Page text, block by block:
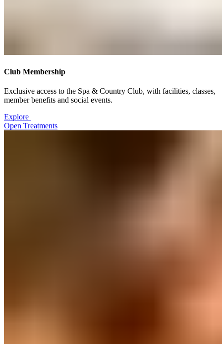
Club Membership​​​​‌ ‍ ​‍​‍‌‍ ‌ ​‍‌‍‍‌‌‍‌ ‌‍‍‌‌‍ ‍​‍​‍​ ‍‍​‍​‍‌ ​ ‌‍​‌‌‍ ‍‌‍‍‌‌ ‌​‌ ‍‌​‍ ‍‌‍‍‌‌‍ ​‍​‍​‍ ​​‍​‍‌‍‍​‌ ​‍‌‍‌‌‌‍‌‍​‍​‍​ ‍‍​‍​‍‌‍‍​‌ ‌​‌ ‌​‌ ​​‌ ​ ​ ‍‍​‍ ​‍ ‌‍ ​​‍ ‌‌‍​‌‌‍ ‍‌‍‌​​‍ ‌‌ ​‍​‍ ‌‌‍‍​‌‍ ‌ ‌​‌‍‌‌‌‍ ​‌ ​ ​‍ ‌‌ ​ ‌ ‌​‌ ‌‌‌‍‌​‌‍‍‌‌‍ ​‍ ‍‌ ‌‍‌‍‌‌‌ ​‍‌‍​ ‌‍‌‌‌‍ ​​‍ ‍‌‍​‌‌ ​​‌ ​​​‍ ‌‍‍‌‌‍ ‍‌ ‌​‌‍‌‌‌‍ ‍‌ ‌​​‍ ‌‍‌‌‌‍‌​‌‍‍‌‌ ‌​​‍ ‌‍ ‌‌‍ ‌‍‌​‌‍‌‌​ ‌‌ ​​‌ ​‍‌‍‌‌‌ ​ ‌‍‌‌‌‍ ‍‌ ‌​‌‍​‌‌ ‌​‌‍‍‌‌‍ ‌‍ ‍​ ‍ ‌‍‍‌‌‍‌​​ ‌​ ​‌‌‍‌‍​ ‌‌‌‍​ ​ ​ ​ ‍​‌‍​‌‌‍​‌​‍ ‌​ ‍​​ ‍​​ ‌​​ ‍​​‍ ‌​ ‌​​ ​‍‌‍‌‌‌‍‌‍​‍ ‌​ ‍‌​ ‍​​ ​​‌‍‌‌​‍ ‌​ ‌ ‌‍‌​​ ‌​‌‍‌‌‌‍​ ‌‍‌​​ ‍‌​ ‍​​ ​ ‌‍​ ‌‍​‌‌‍‌‌​ ‍ ‌ ‌​‌ ‍‌‌ ​​‌‍‌‌​ ‌‌‍‍​‌‍ ‌ ‌​‌‍‌‌‌‍ ​‌‌​ ‌‍‍‌‌ ‌​‌‍‌‌‌‌​​‌‍​‌‌‍‌ ‌‍‌‌​ ‍ ‌ ​​‌‍​‌‌ ‌​‌‍‍​​ ‌‌ ​​‌‍​‌‌‍‌ ‌‍‌‌‌​​‍‌ ‌‌‌‍‍‌‌‍ ​‌‍‌​‌‍‌‌‌ ​‍​‍‌‌​ ‌‌‌​​‍‌‌ ‌‍‍ ‌‍‌‌‌ ‍‌​‍‌‌​ ​ ‌​‌​​‍‌‌​ ​ ‌​‌​​‍‌‌​ ​‍​ ​‍​ ‌ ​ ‌‌​ ‍​​ ‌ ​ ‍‌‌‍‌​‌‍​‍‌‍​ ‌‍‌‌‌‍​‍‌‍​ ‌‍‌‍​‍‌‌​ ​‍​ ​‍​‍‌‌​ ‌‌‌​‌​​‍ ‍‌‍​ ‌‍ ‌‍ ‍‌ ‌​‌‍‌‌‌‍ ‍‌ ‌​​‍‌‌​ ‌‌‌​​‍‌‌ ‌‍‍ ‌‍‌‌‌ ‍‌​‍‌‌​ ​ ‌​‌​​‍‌‌​ ​ ‌​‌​​‍‌‌​ ​‍​ ​‍‌‍​‌​ ‌‌​ ‌ ​ ‌ ‌‍​‌​ ‌​​ ‌‍‌‍​ ‌‍​ ​ ​‌‌‍​‌​ ​ ​‍‌‌​ ​‍​ ​‍​‍‌‌​ ‌‌‌​‌​​‍ ‍‌ ‌​‌‍‍‌‌ ‌​‌‍ ​‌‍‌‌​ ‌‍​‍‌‍​‌‌ ​ ‌‍‌‌‌‌‌‌‌ ​‍‌‍ ​​ ‌‌‍‍​‌ ‌​‌ ‌​‌ ​​‌ ​ ​‍‌‌​ ​ ‌​​‌​‍‌‌​ ​‍‌​‌‍​‍‌‌​ ​‍‌​‌‍‌‍ ​​‍ ‌‌‍​‌‌‍ ‍‌‍‌​​‍ ‌‌ ​‍​‍ ‌‌‍‍​‌‍ ‌ ‌​‌‍‌‌‌‍ ​‌ ​ ​‍ ‌‌ ​ ‌ ‌​‌ ‌‌‌‍‌​‌‍‍‌‌‍ ​‍ ‍‌ ‌‍‌‍‌‌‌ ​‍‌‍​ ‌‍‌‌‌‍ ​​‍ ‍‌‍​‌‌ ​​‌ ​​​‍‌‍‌‍‍‌‌‍‌​​ ‌​ ​‌‌‍‌‍​ ‌‌‌‍​ ​ ​ ​ ‍​‌‍​‌‌‍​‌​‍ ‌​ ‍​​ ‍​​ ‌​​ ‍​​‍ ‌​ ‌​​ ​‍‌‍‌‌‌‍‌‍​‍ ‌​ ‍‌​ ‍​​ ​​‌‍‌‌​‍ ‌​ ‌ ‌‍‌​​ ‌​‌‍‌‌‌‍​ ‌‍‌​​ ‍‌​ ‍​​ ​ ‌‍​ ‌‍​‌‌‍‌‌​‍‌‍‌ ‌​‌ ‍‌‌ ​​‌‍‌‌​ ‌‌‍‍​‌‍ ‌ ‌​‌‍‌‌‌‍ ​‌‌​ ‌‍‍‌‌ ‌​‌‍‌‌‌‌​​‌‍​‌‌‍‌ ‌‍‌‌​‍‌‍‌ ​​‌‍​‌‌ ‌​‌‍‍​​ ‌‌ ​​‌‍​‌‌‍‌ ‌‍‌‌‌​​‍‌ ‌‌‌‍‍‌‌‍ ​‌‍‌​‌‍‌‌‌ ​‍​‍‌‌​ ‌‌‌​​‍‌‌ ‌‍‍ ‌‍‌‌‌ ‍‌​‍‌‌​ ​ ‌​‌​​‍‌‌​ ​ ‌​‌​​‍‌‌​ ​‍​ ​‍​ ‌ ​ ‌‌​ ‍​​ ‌ ​ ‍‌‌‍‌​‌‍​‍‌‍​ ‌‍‌‌‌‍​‍‌‍​ ‌‍‌‍​‍‌‌​ ​‍​ ​‍​‍‌‌​ ‌‌‌​‌​​‍ ‍‌‍​ ‌‍ ‌‍ ‍‌ ‌​‌‍‌‌‌‍ ‍‌ ‌​​‍‌‌​ ‌‌‌​​‍‌‌ ‌‍‍ ‌‍‌‌‌ ‍‌​‍‌‌​ ​ ‌​‌​​‍‌‌​ ​ ‌​‌​​‍‌‌​ ​‍​ ​‍‌‍​‌​ ‌‌​ ‌ ​ ‌ ‌‍​‌​ ‌​​ ‌‍‌‍​ ‌‍​ ​ ​‌‌‍​‌​ ​ ​‍‌‌​ ​‍​ ​‍​‍‌‌​ ‌‌‌​‌​​‍ ‍‌ ‌​‌‍‍‌‌ ‌​‌‍ ​‌‍‌‌​‍‌‍‌ ​​‌‍‌‌‌ ​‍‌ ​ ‌ ​​‌‍‌‌‌‍​ ‌ ‌​‌‍‍‌‌ ‌‍‌‍‌‌​ ‌‌ ​​‌ ‌‌‌‍​‍‌‍ ​‌‍‍‌‌ ​ ‌‍‍​‌‍‌‌‌‍‌​​‍​‍‌ ‌
Exclusive access to the Spa & Country Club, with facilities, classes,
member benefits and social events. ​​​​‌ ‍ ​‍​‍‌‍ ‌ ​‍‌‍‍‌‌‍‌ ‌‍‍‌‌‍ ‍​‍​‍​ ‍‍​‍​‍‌ ​ ‌‍​‌‌‍ ‍‌‍‍‌‌ ‌​‌ ‍‌​‍ ‍‌‍‍‌‌‍ ​‍​‍​‍ ​​‍​‍‌‍‍​‌ ​‍‌‍‌‌‌‍‌‍​‍​‍​ ‍‍​‍​‍‌‍‍​‌ ‌​‌ ‌​‌ ​​‌ ​ ​ ‍‍​‍ ​‍ ‌‍ ​​‍ ‌‌‍​‌‌‍ ‍‌‍‌​​‍ ‌‌ ​‍​‍ ‌‌‍‍​‌‍ ‌ ‌​‌‍‌‌‌‍ ​‌ ​ ​‍ ‌‌ ​ ‌ ‌​‌ ‌‌‌‍‌​‌‍‍‌‌‍ ​‍ ‍‌ ‌‍‌‍‌‌‌ ​‍‌‍​ ‌‍‌‌‌‍ ​​‍ ‍‌‍​‌‌ ​​‌ ​​​‍ ‌‍‍‌‌‍ ‍‌ ‌​‌‍‌‌‌‍ ‍‌ ‌​​‍ ‌‍‌‌‌‍‌​‌‍‍‌‌ ‌​​‍ ‌‍ ‌‌‍ ‌‍‌​‌‍‌‌​ ‌‌ ​​‌ ​‍‌‍‌‌‌ ​ ‌‍‌‌‌‍ ‍‌ ‌​‌‍​‌‌ ‌​‌‍‍‌‌‍ ‌‍ ‍​ ‍ ‌‍‍‌‌‍‌​​ ‌​ ​‌‌‍‌‍​ ‌‌‌‍​ ​ ​ ​ ‍​‌‍​‌‌‍​‌​‍ ‌​ ‍​​ ‍​​ ‌​​ ‍​​‍ ‌​ ‌​​ ​‍‌‍‌‌‌‍‌‍​‍ ‌​ ‍‌​ ‍​​ ​​‌‍‌‌​‍ ‌​ ‌ ‌‍‌​​ ‌​‌‍‌‌‌‍​ ‌‍‌​​ ‍‌​ ‍​​ ​ ‌‍​ ‌‍​‌‌‍‌‌​ ‍ ‌ ‌​‌ ‍‌‌ ​​‌‍‌‌​ ‌‌‍‍​‌‍ ‌ ‌​‌‍‌‌‌‍ ​‌‌​ ‌‍‍‌‌ ‌​‌‍‌‌‌‌​​‌‍​‌‌‍‌ ‌‍‌‌​ ‍ ‌ ​​‌‍​‌‌ ‌​‌‍‍​​ ‌‌ ​​‌‍​‌‌‍‌ ‌‍‌‌‌​​‍‌ ‌‌‌‍‍‌‌‍ ​‌‍‌​‌‍‌‌‌ ​‍​‍‌‌​ ‌‌‌​​‍‌‌ ‌‍‍ ‌‍‌‌‌ ‍‌​‍‌‌​ ​ ‌​‌​​‍‌‌​ ​ ‌​‌​​‍‌‌​ ​‍​ ​‍​ ‌ ​ ‌‌​ ‍​​ ‌ ​ ‍‌‌‍‌​‌‍​‍‌‍​ ‌‍‌‌‌‍​‍‌‍​ ‌‍‌‍​‍‌‌​ ​‍​ ​‍​‍‌‌​ ‌‌‌​‌​​‍ ‍‌‍​ ‌‍ ‌‍ ‍‌ ‌​‌‍‌‌‌‍ ‍‌ ‌​​‍‌‌​ ‌‌‌​​‍‌‌ ‌‍‍ ‌‍‌‌‌ ‍‌​‍‌‌​ ​ ‌​‌​​‍‌‌​ ​ ‌​‌​​‍‌‌​ ​‍​ ​‍‌‍​‌​ ‌‌​ ‌ ​ ‌ ‌‍​‌​ ‌​​ ‌‍‌‍​ ‌‍​ ​ ​‌‌‍​‌​ ​ ​‍‌‌​ ​‍​ ​‍​‍‌‌​ ‌‌‌​‌​​‍ ‍‌‍‌‌‌ ‍​‌‍​ ‌‍‌‌‌ ​‍‌ ​​‌ ‌​​ ‌‍​‍‌‍​‌‌ ​ ‌‍‌‌‌‌‌‌‌ ​‍‌‍ ​​ ‌‌‍‍​‌ ‌​‌ ‌​‌ ​​‌ ​ ​‍‌‌​ ​ ‌​​‌​‍‌‌​ ​‍‌​‌‍​‍‌‌​ ​‍‌​‌‍‌‍ ​​‍ ‌‌‍​‌‌‍ ‍‌‍‌​​‍ ‌‌ ​‍​‍ ‌‌‍‍​‌‍ ‌ ‌​‌‍‌‌‌‍ ​‌ ​ ​‍ ‌‌ ​ ‌ ‌​‌ ‌‌‌‍‌​‌‍‍‌‌‍ ​‍ ‍‌ ‌‍‌‍‌‌‌ ​‍‌‍​ ‌‍‌‌‌‍ ​​‍ ‍‌‍​‌‌ ​​‌ ​​​‍‌‍‌‍‍‌‌‍‌​​ ‌​ ​‌‌‍‌‍​ ‌‌‌‍​ ​ ​ ​ ‍​‌‍​‌‌‍​‌​‍ ‌​ ‍​​ ‍​​ ‌​​ ‍​​‍ ‌​ ‌​​ ​‍‌‍‌‌‌‍‌‍​‍ ‌​ ‍‌​ ‍​​ ​​‌‍‌‌​‍ ‌​ ‌ ‌‍‌​​ ‌​‌‍‌‌‌‍​ ‌‍‌​​ ‍‌​ ‍​​ ​ ‌‍​ ‌‍​‌‌‍‌‌​‍‌‍‌ ‌​‌ ‍‌‌ ​​‌‍‌‌​ ‌‌‍‍​‌‍ ‌ ‌​‌‍‌‌‌‍ ​‌‌​ ‌‍‍‌‌ ‌​‌‍‌‌‌‌​​‌‍​‌‌‍‌ ‌‍‌‌​‍‌‍‌ ​​‌‍​‌‌ ‌​‌‍‍​​ ‌‌ ​​‌‍​‌‌‍‌ ‌‍‌‌‌​​‍‌ ‌‌‌‍‍‌‌‍ ​‌‍‌​‌‍‌‌‌ ​‍​‍‌‌​ ‌‌‌​​‍‌‌ ‌‍‍ ‌‍‌‌‌ ‍‌​‍‌‌​ ​ ‌​‌​​‍‌‌​ ​ ‌​‌​​‍‌‌​ ​‍​ ​‍​ ‌ ​ ‌‌​ ‍​​ ‌ ​ ‍‌‌‍‌​‌‍​‍‌‍​ ‌‍‌‌‌‍​‍‌‍​ ‌‍‌‍​‍‌‌​ ​‍​ ​‍​‍‌‌​ ‌‌‌​‌​​‍ ‍‌‍​ ‌‍ ‌‍ ‍‌ ‌​‌‍‌‌‌‍ ‍‌ ‌​​‍‌‌​ ‌‌‌​​‍‌‌ ‌‍‍ ‌‍‌‌‌ ‍‌​‍‌‌​ ​ ‌​‌​​‍‌‌​ ​ ‌​‌​​‍‌‌​ ​‍​ ​‍‌‍​‌​ ‌‌​ ‌ ​ ‌ ‌‍​‌​ ‌​​ ‌‍‌‍​ ‌‍​ ​ ​‌‌‍​‌​ ​ ​‍‌‌​ ​‍​ ​‍​‍‌‌​ ‌‌‌​‌​​‍ ‍‌‍‌‌‌ ‍​‌‍​ ‌‍‌‌‌ ​‍‌ ​​‌ ‌​​‍‌‍‌ ​​‌‍‌‌‌ ​‍‌ ​ ‌ ​​‌‍‌‌‌‍​ ‌ ‌​‌‍‍‌‌ ‌‍‌‍‌‌​ ‌‌ ​​‌ ‌‌‌‍​‍‌‍ ​‌‍‍‌‌ ​ ‌‍‍​‌‍‌‌‌‍‌​​‍​‍‌ ‌
Explore ​​​​‌ ‍ ​‍​‍‌‍ ‌ ​‍‌‍‍‌‌‍‌ ‌‍‍‌‌‍ ‍​‍​‍​ ‍‍​‍​‍‌ ​ ‌‍​‌‌‍ ‍‌‍‍‌‌ ‌​‌ ‍‌​‍ ‍‌‍‍‌‌‍ ​‍​‍​‍ ​​‍​‍‌‍‍​‌ ​‍‌‍‌‌‌‍‌‍​‍​‍​ ‍‍​‍​‍‌‍‍​‌ ‌​‌ ‌​‌ ​​‌ ​ ​ ‍‍​‍ ​‍ ‌‍ ​​‍ ‌‌‍​‌‌‍ ‍‌‍‌​​‍ ‌‌ ​‍​‍ ‌‌‍‍​‌‍ ‌ ‌​‌‍‌‌‌‍ ​‌ ​ ​‍ ‌‌ ​ ‌ ‌​‌ ‌‌‌‍‌​‌‍‍‌‌‍ ​‍ ‍‌ ‌‍‌‍‌‌‌ ​‍‌‍​ ‌‍‌‌‌‍ ​​‍ ‍‌‍​‌‌ ​​‌ ​​​‍ ‌‍‍‌‌‍ ‍‌ ‌​‌‍‌‌‌‍ ‍‌ ‌​​‍ ‌‍‌‌‌‍‌​‌‍‍‌‌ ‌​​‍ ‌‍ ‌‌‍ ‌‍‌​‌‍‌‌​ ‌‌ ​​‌ ​‍‌‍‌‌‌ ​ ‌‍‌‌‌‍ ‍‌ ‌​‌‍​‌‌ ‌​‌‍‍‌‌‍ ‌‍ ‍​ ‍ ‌‍‍‌‌‍‌​​ ‌​ ​‌‌‍‌‍​ ‌‌‌‍​ ​ ​ ​ ‍​‌‍​‌‌‍​‌​‍ ‌​ ‍​​ ‍​​ ‌​​ ‍​​‍ ‌​ ‌​​ ​‍‌‍‌‌‌‍‌‍​‍ ‌​ ‍‌​ ‍​​ ​​‌‍‌‌​‍ ‌​ ‌ ‌‍‌​​ ‌​‌‍‌‌‌‍​ ‌‍‌​​ ‍‌​ ‍​​ ​ ‌‍​ ‌‍​‌‌‍‌‌​ ‍ ‌ ‌​‌ ‍‌‌ ​​‌‍‌‌​ ‌‌‍‍​‌‍ ‌ ‌​‌‍‌‌‌‍ ​‌‌​ ‌‍‍‌‌ ‌​‌‍‌‌‌‌​​‌‍​‌‌‍‌ ‌‍‌‌​ ‍ ‌ ​​‌‍​‌‌ ‌​‌‍‍​​ ‌‌ ​​‌‍​‌‌‍‌ ‌‍‌‌‌​​‍‌ ‌‌‌‍‍‌‌‍ ​‌‍‌​‌‍‌‌‌ ​‍​‍‌‌​ ‌‌‌​​‍‌‌ ‌‍‍ ‌‍‌‌‌ ‍‌​‍‌‌​ ​ ‌​‌​​‍‌‌​ ​ ‌​‌​​‍‌‌​ ​‍​ ​‍​ ‌ ​ ‌‌​ ‍​​ ‌ ​ ‍‌‌‍‌​‌‍​‍‌‍​ ‌‍‌‌‌‍​‍‌‍​ ‌‍‌‍​‍‌‌​ ​‍​ ​‍​‍‌‌​ ‌‌‌​‌​​‍ ‍‌‍​ ‌‍ ‌‍ ‍‌ ‌​‌‍‌‌‌‍ ‍‌ ‌​​‍‌‌​ ‌‌‌​​‍‌‌ ‌‍‍ ‌‍‌‌‌ ‍‌​‍‌‌​ ​ ‌​‌​​‍‌‌​ ​ ‌​‌​​‍‌‌​ ​‍​ ​‍‌‍​‌​ ‌‌​ ‌ ​ ‌ ‌‍​‌​ ‌​​ ‌‍‌‍​ ‌‍​ ​ ​‌‌‍​‌​ ​ ​‍‌‌​ ​‍​ ​‍​‍‌‌​ ‌‌‌​‌​​‍ ‍‌ ​ ‌‍‌‌‌‍​ ‌‍ ‌‍ ‍‌‍‌​‌‍​‌‌ ​‍‌ ‍‌‌​​ ‌ ‌​‌‍​‌​‍ ‍‌‍ ​‌‍​‌‌‍​‍‌‍‌‌‌‍ ​​ ‌‍​‍‌‍​‌‌ ​ ‌‍‌‌‌‌‌‌‌ ​‍‌‍ ​​ ‌‌‍‍​‌ ‌​‌ ‌​‌ ​​‌ ​ ​‍‌‌​ ​ ‌​​‌​‍‌‌​ ​‍‌​‌‍​‍‌‌​ ​‍‌​‌‍‌‍ ​​‍ ‌‌‍​‌‌‍ ‍‌‍‌​​‍ ‌‌ ​‍​‍ ‌‌‍‍​‌‍ ‌ ‌​‌‍‌‌‌‍ ​‌ ​ ​‍ ‌‌ ​ ‌ ‌​‌ ‌‌‌‍‌​‌‍‍‌‌‍ ​‍ ‍‌ ‌‍‌‍‌‌‌ ​‍‌‍​ ‌‍‌‌‌‍ ​​‍ ‍‌‍​‌‌ ​​‌ ​​​‍‌‍‌‍‍‌‌‍‌​​ ‌​ ​‌‌‍‌‍​ ‌‌‌‍​ ​ ​ ​ ‍​‌‍​‌‌‍​‌​‍ ‌​ ‍​​ ‍​​ ‌​​ ‍​​‍ ‌​ ‌​​ ​‍‌‍‌‌‌‍‌‍​‍ ‌​ ‍‌​ ‍​​ ​​‌‍‌‌​‍ ‌​ ‌ ‌‍‌​​ ‌​‌‍‌‌‌‍​ ‌‍‌​​ ‍‌​ ‍​​ ​ ‌‍​ ‌‍​‌‌‍‌‌​‍‌‍‌ ‌​‌ ‍‌‌ ​​‌‍‌‌​ ‌‌‍‍​‌‍ ‌ ‌​‌‍‌‌‌‍ ​‌‌​ ‌‍‍‌‌ ‌​‌‍‌‌‌‌​​‌‍​‌‌‍‌ ‌‍‌‌​‍‌‍‌ ​​‌‍​‌‌ ‌​‌‍‍​​ ‌‌ ​​‌‍​‌‌‍‌ ‌‍‌‌‌​​‍‌ ‌‌‌‍‍‌‌‍ ​‌‍‌​‌‍‌‌‌ ​‍​‍‌‌​ ‌‌‌​​‍‌‌ ‌‍‍ ‌‍‌‌‌ ‍‌​‍‌‌​ ​ ‌​‌​​‍‌‌​ ​ ‌​‌​​‍‌‌​ ​‍​ ​‍​ ‌ ​ ‌‌​ ‍​​ ‌ ​ ‍‌‌‍‌​‌‍​‍‌‍​ ‌‍‌‌‌‍​‍‌‍​ ‌‍‌‍​‍‌‌​ ​‍​ ​‍​‍‌‌​ ‌‌‌​‌​​‍ ‍‌‍​ ‌‍ ‌‍ ‍‌ ‌​‌‍‌‌‌‍ ‍‌ ‌​​‍‌‌​ ‌‌‌​​‍‌‌ ‌‍‍ ‌‍‌‌‌ ‍‌​‍‌‌​ ​ ‌​‌​​‍‌‌​ ​ ‌​‌​​‍‌‌​ ​‍​ ​‍‌‍​‌​ ‌‌​ ‌ ​ ‌ ‌‍​‌​ ‌​​ ‌‍‌‍​ ‌‍​ ​ ​‌‌‍​‌​ ​ ​‍‌‌​ ​‍​ ​‍​‍‌‌​ ‌‌‌​‌​​‍ ‍‌ ​ ‌‍‌‌‌‍​ ‌‍ ‌‍ ‍‌‍‌​‌‍​‌‌ ​‍‌ ‍‌‌​​ ‌ ‌​‌‍​‌​‍ ‍‌‍ ​‌‍​‌‌‍​‍‌‍‌‌‌‍ ​​‍‌‍‌ ​​‌‍‌‌‌ ​‍‌ ​ ‌ ​​‌‍‌‌‌‍​ ‌ ‌​‌‍‍‌‌ ‌‍‌‍‌‌​ ‌‌ ​​‌ ‌‌‌‍​‍‌‍ ​‌‍‍‌‌ ​ ‌‍‍​‌‍‌‌‌‍‌​​‍​‍‌ ‌
Open Treatments​​​​‌ ‍ ​‍​‍‌‍ ‌ ​‍‌‍‍‌‌‍‌ ‌‍‍‌‌‍ ‍​‍​‍​ ‍‍​‍​‍‌ ​ ‌‍​‌‌‍ ‍‌‍‍‌‌ ‌​‌ ‍‌​‍ ‍‌‍‍‌‌‍ ​‍​‍​‍ ​​‍​‍‌‍‍​‌ ​‍‌‍‌‌‌‍‌‍​‍​‍​ ‍‍​‍​‍‌‍‍​‌ ‌​‌ ‌​‌ ​​‌ ​ ​ ‍‍​‍ ​‍ ‌‍ ​​‍ ‌‌‍​‌‌‍ ‍‌‍‌​​‍ ‌‌ ​‍​‍ ‌‌‍‍​‌‍ ‌ ‌​‌‍‌‌‌‍ ​‌ ​ ​‍ ‌‌ ​ ‌ ‌​‌ ‌‌‌‍‌​‌‍‍‌‌‍ ​‍ ‍‌ ‌‍‌‍‌‌‌ ​‍‌‍​ ‌‍‌‌‌‍ ​​‍ ‍‌‍​‌‌ ​​‌ ​​​‍ ‌‍‍‌‌‍ ‍‌ ‌​‌‍‌‌‌‍ ‍‌ ‌​​‍ ‌‍‌‌‌‍‌​‌‍‍‌‌ ‌​​‍ ‌‍ ‌‌‍ ‌‍‌​‌‍‌‌​ ‌‌ ​​‌ ​‍‌‍‌‌‌ ​ ‌‍‌‌‌‍ ‍‌ ‌​‌‍​‌‌ ‌​‌‍‍‌‌‍ ‌‍ ‍​ ‍ ‌‍‍‌‌‍‌​​ ‌​ ​‌‌‍‌‍​ ‌‌‌‍​ ​ ​ ​ ‍​‌‍​‌‌‍​‌​‍ ‌​ ‍​​ ‍​​ ‌​​ ‍​​‍ ‌​ ‌​​ ​‍‌‍‌‌‌‍‌‍​‍ ‌​ ‍‌​ ‍​​ ​​‌‍‌‌​‍ ‌​ ‌ ‌‍‌​​ ‌​‌‍‌‌‌‍​ ‌‍‌​​ ‍‌​ ‍​​ ​ ‌‍​ ‌‍​‌‌‍‌‌​ ‍ ‌ ‌​‌ ‍‌‌ ​​‌‍‌‌​ ‌‌‍‍​‌‍ ‌ ‌​‌‍‌‌‌‍ ​‌‌​ ‌‍‍‌‌ ‌​‌‍‌‌‌‌​​‌‍​‌‌‍‌ ‌‍‌‌​ ‍ ‌ ​​‌‍​‌‌ ‌​‌‍‍​​ ‌‌ ​​‌‍​‌‌‍‌ ‌‍‌‌‌​​‍‌ ‌‌‌‍‍‌‌‍ ​‌‍‌​‌‍‌‌‌ ​‍​‍‌‌​ ‌‌‌​​‍‌‌ ‌‍‍ ‌‍‌‌‌ ‍‌​‍‌‌​ ​ ‌​‌​​‍‌‌​ ​ ‌​‌​​‍‌‌​ ​‍​ ​‍​ ‌ ​ ‌‌​ ‍​​ ‌ ​ ‍‌‌‍‌​‌‍​‍‌‍​ ‌‍‌‌‌‍​‍‌‍​ ‌‍‌‍​‍‌‌​ ​‍​ ​‍​‍‌‌​ ‌‌‌​‌​​‍ ‍‌‍​ ‌‍ ‌‍ ‍‌ ‌​‌‍‌‌‌‍ ‍‌ ‌​​‍‌‌​ ‌‌‌​​‍‌‌ ‌‍‍ ‌‍‌‌‌ ‍‌​‍‌‌​ ​ ‌​‌​​‍‌‌​ ​ ‌​‌​​‍‌‌​ ​‍​ ​‍​ ​ ​ ​ ‌‍‌​​ ‍‌​ ‍​​ ​‍​ ​​‌‍​‍‌‍​‍​ ‌​​ ​​‌‍‌​​‍‌‌​ ​‍​ ​‍​‍‌‌​ ‌‌‌​‌​​‍ ‍‌ ‌​‌‍‍‌‌ ‌​‌‍ ​‌‍‌‌​ ‌‍​‍‌‍​‌‌ ​ ‌‍‌‌‌‌‌‌‌ ​‍‌‍ ​​ ‌‌‍‍​‌ ‌​‌ ‌​‌ ​​‌ ​ ​‍‌‌​ ​ ‌​​‌​‍‌‌​ ​‍‌​‌‍​‍‌‌​ ​‍‌​‌‍‌‍ ​​‍ ‌‌‍​‌‌‍ ‍‌‍‌​​‍ ‌‌ ​‍​‍ ‌‌‍‍​‌‍ ‌ ‌​‌‍‌‌‌‍ ​‌ ​ ​‍ ‌‌ ​ ‌ ‌​‌ ‌‌‌‍‌​‌‍‍‌‌‍ ​‍ ‍‌ ‌‍‌‍‌‌‌ ​‍‌‍​ ‌‍‌‌‌‍ ​​‍ ‍‌‍​‌‌ ​​‌ ​​​‍‌‍‌‍‍‌‌‍‌​​ ‌​ ​‌‌‍‌‍​ ‌‌‌‍​ ​ ​ ​ ‍​‌‍​‌‌‍​‌​‍ ‌​ ‍​​ ‍​​ ‌​​ ‍​​‍ ‌​ ‌​​ ​‍‌‍‌‌‌‍‌‍​‍ ‌​ ‍‌​ ‍​​ ​​‌‍‌‌​‍ ‌​ ‌ ‌‍‌​​ ‌​‌‍‌‌‌‍​ ‌‍‌​​ ‍‌​ ‍​​ ​ ‌‍​ ‌‍​‌‌‍‌‌​‍‌‍‌ ‌​‌ ‍‌‌ ​​‌‍‌‌​ ‌‌‍‍​‌‍ ‌ ‌​‌‍‌‌‌‍ ​‌‌​ ‌‍‍‌‌ ‌​‌‍‌‌‌‌​​‌‍​‌‌‍‌ ‌‍‌‌​‍‌‍‌ ​​‌‍​‌‌ ‌​‌‍‍​​ ‌‌ ​​‌‍​‌‌‍‌ ‌‍‌‌‌​​‍‌ ‌‌‌‍‍‌‌‍ ​‌‍‌​‌‍‌‌‌ ​‍​‍‌‌​ ‌‌‌​​‍‌‌ ‌‍‍ ‌‍‌‌‌ ‍‌​‍‌‌​ ​ ‌​‌​​‍‌‌​ ​ ‌​‌​​‍‌‌​ ​‍​ ​‍​ ‌ ​ ‌‌​ ‍​​ ‌ ​ ‍‌‌‍‌​‌‍​‍‌‍​ ‌‍‌‌‌‍​‍‌‍​ ‌‍‌‍​‍‌‌​ ​‍​ ​‍​‍‌‌​ ‌‌‌​‌​​‍ ‍‌‍​ ‌‍ ‌‍ ‍‌ ‌​‌‍‌‌‌‍ ‍‌ ‌​​‍‌‌​ ‌‌‌​​‍‌‌ ‌‍‍ ‌‍‌‌‌ ‍‌​‍‌‌​ ​ ‌​‌​​‍‌‌​ ​ ‌​‌​​‍‌‌​ ​‍​ ​‍​ ​ ​ ​ ‌‍‌​​ ‍‌​ ‍​​ ​‍​ ​​‌‍​‍‌‍​‍​ ‌​​ ​​‌‍‌​​‍‌‌​ ​‍​ ​‍​‍‌‌​ ‌‌‌​‌​​‍ ‍‌ ‌​‌‍‍‌‌ ‌​‌‍ ​‌‍‌‌​‍‌‍‌ ​​‌‍‌‌‌ ​‍‌ ​ ‌ ​​‌‍‌‌‌‍​ ‌ ‌​‌‍‍‌‌ ‌‍‌‍‌‌​ ‌‌ ​​‌ ‌‌‌‍​‍‌‍ ​‌‍‍‌‌ ​ ‌‍‍​‌‍‌‌‌‍‌​​‍​‍‌ ‌